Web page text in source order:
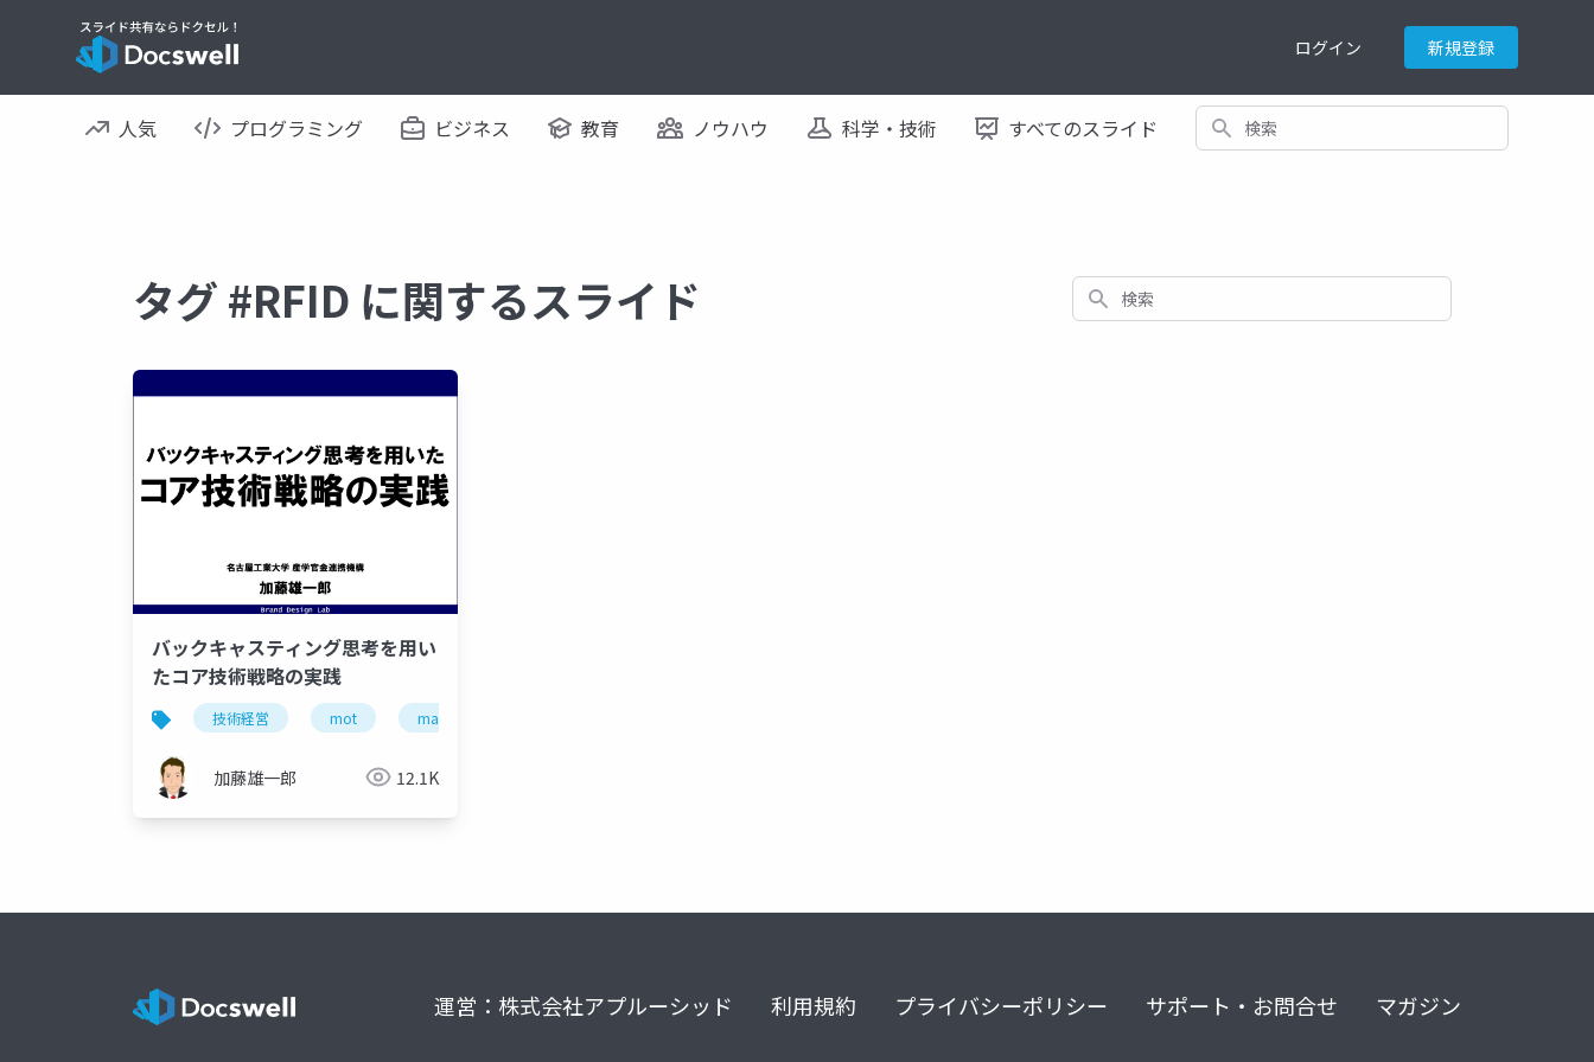
ログイン 新規登録
人気 プログラミング ビジネス 教育 ノウハウ 科学・技術 すべてのスライド 検索
タグ #RFID に関するスライド 検索
バックキャスティング思考を用い
たコア技術戦略の実践
技術経営 mot management of technology
加藤雄一郎 12.1K
運営：株式会社アプルーシッド 利用規約 プライバシーポリシー サポート・お問合せ マガジン